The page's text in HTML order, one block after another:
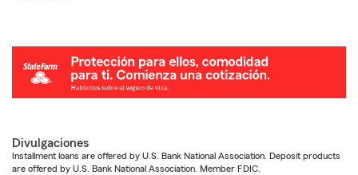
Divulgaciones
Installment loans are offered by U.S. Bank National Association. Deposit products
are offered by U.S. Bank National Association. Member FDIC.